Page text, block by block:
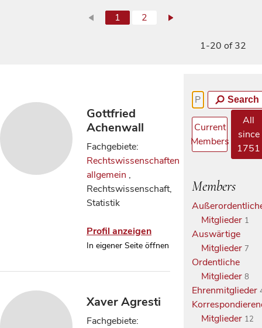
1 2
1-20 of 32
Gottfried
Achenwall
Fachgebiete:
Rechtswissenschaften
allgemein ,
Rechtswissenschaft,
Statistik
Profil anzeigen
In eigener Seite öffnen
Xaver Agresti
Fachgebiete:
Search
Current
Members
All
since
1751
Members
Mitglieder 1
Auswärtige
Mitglieder 7
Ordentliche
Mitglieder 8
Ehrenmitglieder
Mitglieder 12